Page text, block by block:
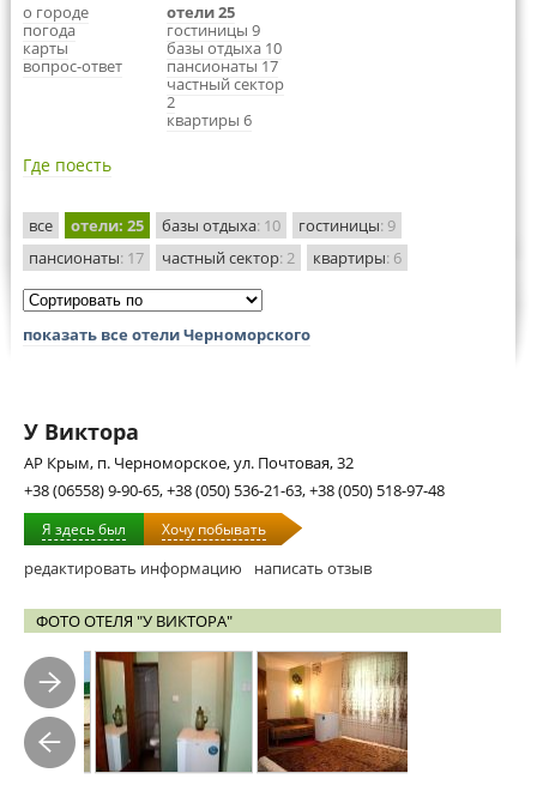
о городе
погода
карты
вопрос-ответ
отели 25
гостиницы 9
базы отдыха 10
пансионаты 17
частный сектор
2
квартиры 6
Где поесть
все отели: 25 базы отдыха: 10 гостиницы: 9
пансионаты: 17 частный сектор: 2 квартиры: 6
показать все отели Черноморского
У Виктора
АР Крым, п. Черноморское, ул. Почтовая, 32
+38 (06558) 9-90-65, +38 (050) 536-21-63, +38 (050) 518-97-48
Я здесь был Хочу побывать
редактировать информацию написать отзыв
ФОТО ОТЕЛЯ "У ВИКТОРА"